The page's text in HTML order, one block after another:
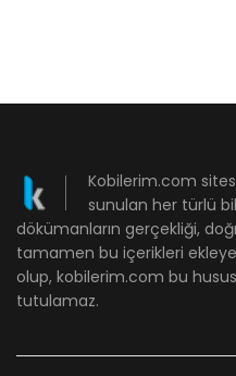
Kobilerim.com
sunulan her türlü
dökümanların gerçekliği,
tamamen bu içerikleri
olup, kobilerim.com bu
tutulamaz.